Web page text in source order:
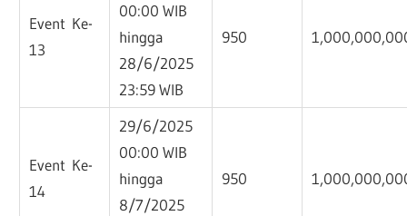
Event Ke-
13
00:00 WIB
hingga
28/6/2025
23:59 WIB
950
Event Ke-
14
29/6/2025
00:00 WIB
hingga
8/7/2025
950